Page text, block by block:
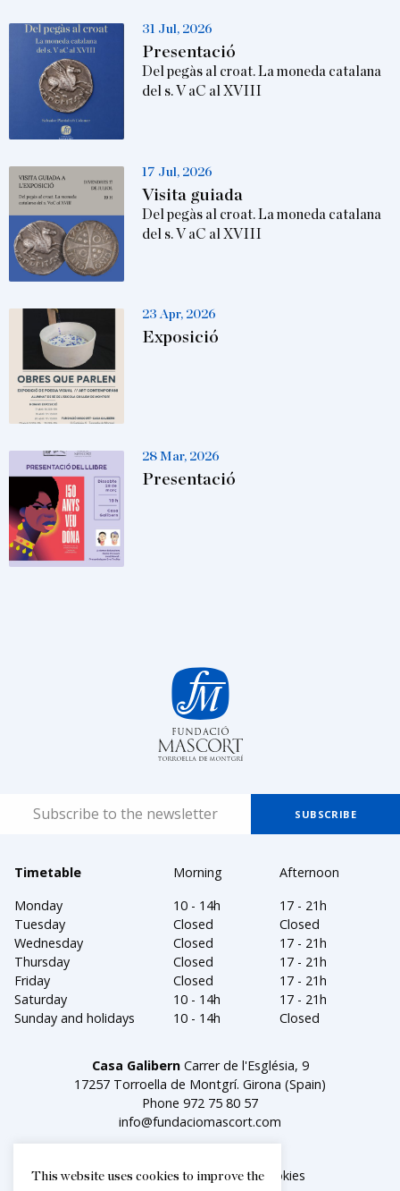
31 Jul, 2026
Presentació
Del pegàs al croat. La moneda catalana
del s. V aC al XVIII
17 Jul, 2026
Visita guiada
Del pegàs al croat. La moneda catalana
del s. V aC al XVIII
23 Apr, 2026
Exposició
28 Mar, 2026
Presentació
Timetable Morning
Afternoon
Monday
10 - 14h
17 - 21h
Tuesday
Closed
Closed
Wednesday
Closed
17 - 21h
Thursday
Closed
17 - 21h
Friday
Closed
17 - 21h
Saturday
10 - 14h
17 - 21h
Sunday and holidays
10 - 14h Closed
Casa GalibernCarrer de l'Església, 9
17257 Torroella de Montgrí. Girona (Spain)
Phone 972 75 80 57
info@fundaciomascort.com
Legal notice Política de cookies
This website uses cookies to improve the